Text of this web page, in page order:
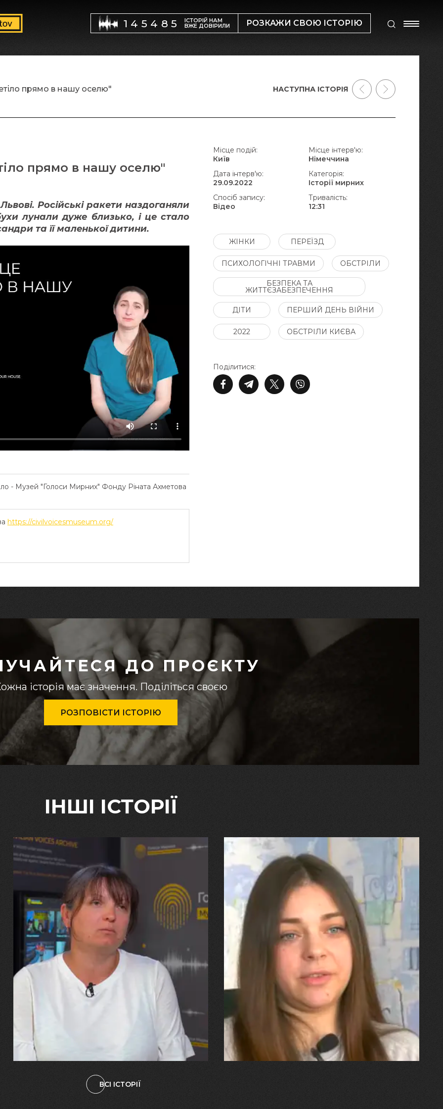
145485 ІСТОРІЙ НАМ
ВЖЕ ДОВІРИЛИ РОЗКАЖИ СВОЮ ІСТОРІЮ
прямо в нашу оселю"
Російські ракети наздоганяли
лунали дуже близько, і це стало
та її маленької дитини.
- Музей "Голоси Мирних" Фонду Ріната Ахметова
https://civilvoicesmuseum.org/
прямо в нашу оселю"
Поділитися:
Місце подій:
Київ
Місце інтерв'ю:
Німеччина
Дата інтерв'ю:
29.09.2022
Категорія:
Історії мирних
Спосіб запису:
Відео
Тривалість:
12:31
ЖІНКИ ПЕРЕЇЗД
ПСИХОЛОГІЧНІ ТРАВМИ ОБСТРІЛИ
БЕЗПЕКА ТА
ЖИТТЄЗАБЕЗПЕЧЕННЯ
ДІТИ ПЕРШИЙ ДЕНЬ ВІЙНИ
2022 ОБСТРІЛИ КИЄВА
НАСТУПНА ІСТОРІЯ
ДО ПРОЄКТУ
історія має значення. Поділіться своєю
РОЗПОВІСТИ ІСТОРІЮ
ІНШІ ІСТОРІЇ
29.07.2026
Марина, Ваїд та Аміна Харченко
"Попри всі втрати, ми не
зламалися: тепер я бачу
свого вбитого чоловіка у
наших дітях"
27.07.2026
"Я перенесла 11 операцій, та
плакала від фантомного
болю. Але маленька донька
бере за руку і змушує йти
далі"
ВСІ ІСТОРІЇ